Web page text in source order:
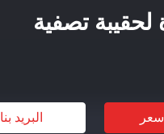
لحقيبة تصفية
البريد بنا